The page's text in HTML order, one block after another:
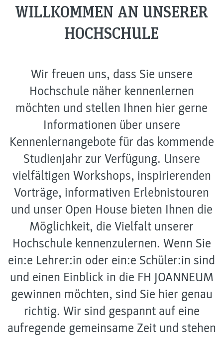
WILLKOMMEN AN UNSERER
HOCHSCHULE
Wir freuen uns, dass Sie unsere
Hochschule näher kennenlernen
möchten und stellen Ihnen hier gerne
Informationen über unsere
Kennenlernangebote für das kommende
Studienjahr zur Verfügung. Unsere
vielfältigen Workshops, inspirierenden
Vorträge, informativen Erlebnistouren
und unser Open House bieten Ihnen die
Möglichkeit, die Vielfalt unserer
Hochschule kennenzulernen. Wenn Sie
ein:e Lehrer:in oder ein:e Schüler:in sind
und einen Einblick in die FH JOANNEUM
gewinnen möchten, sind Sie hier genau
richtig. Wir sind gespannt auf eine
aufregende gemeinsame Zeit und stehen